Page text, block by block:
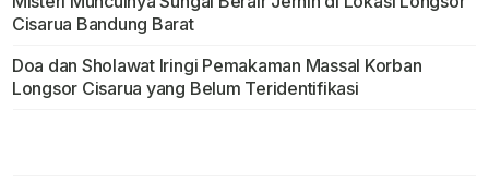
Cisarua Bandung Barat
Doa dan Sholawat Iringi Pemakaman Massal Korban
Longsor Cisarua yang Belum Teridentifikasi